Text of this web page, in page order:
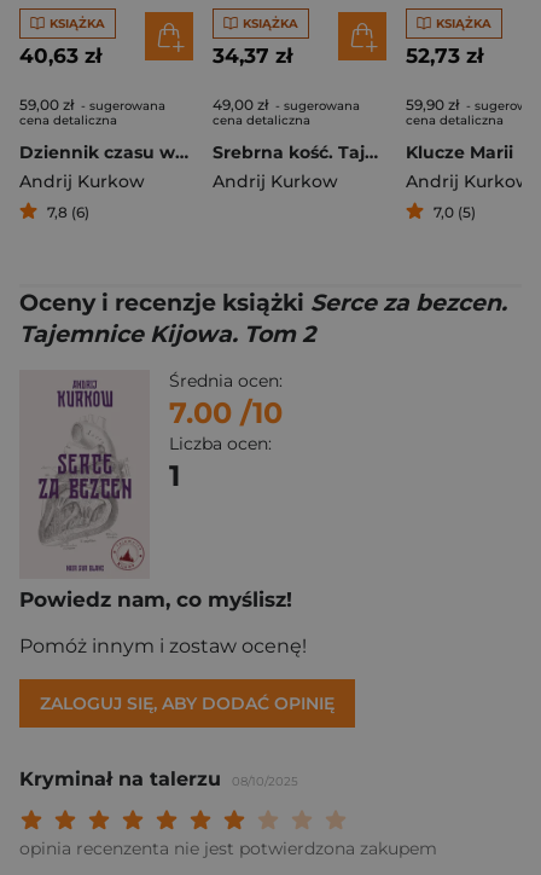
KSIĄŻKA
40,63 zł
59,00 zł - sugerowana
cena detaliczna
Dziennik czasu wojny
Andrij Kurkow
7,8 (6)
KSIĄŻKA
34,37 zł
49,00 zł - sugerowana
cena detaliczna
Srebrna kość. Tajemnice Kijowa
Andrij Kurkow
KSIĄŻKA
52,73 zł
59,90 zł -
cena detaliczna
Klucze Marii
Andrij Kurkow
7,0 (5)
Oceny i recenzje książki Serce za bezcen.
Tajemnice Kijowa. Tom 2
Średnia ocen:
7.00 /10
Liczba ocen:
1
Powiedz nam, co myślisz!
Pomóż innym i zostaw ocenę!
ZALOGUJ SIĘ, ABY DODAĆ OPINIĘ
Kryminał na talerzu 08/10/2025
Twoja ocena:
Twoja ocena: Wybitna 9/
Twoja ocena: Rewelacyjna 8/
Twoja ocena: Bardzo dobra 7/10"
Twoja ocena: Dobra 6/10"
Twoja ocena: Przeciętna 5/10"
Twoja ocena: Może być 4/10"
Twoja ocena: Słaba 3/10"
Twoja ocena: Bardzo słaba 2/10"
Twoja ocena: Beznadziejna 1/10"
opinia recenzenta nie jest potwierdzona zakupem